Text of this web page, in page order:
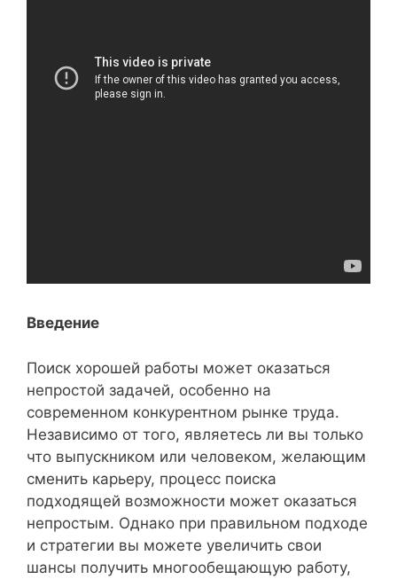
Введение
Поиск хорошей работы может оказаться
непростой задачей, особенно на
современном конкурентном рынке труда.
Независимо от того, являетесь ли вы только
что выпускником или человеком, желающим
сменить карьеру, процесс поиска
подходящей возможности может оказаться
непростым. Однако при правильном подходе
и стратегии вы можете увеличить свои
шансы получить многообещающую работу,